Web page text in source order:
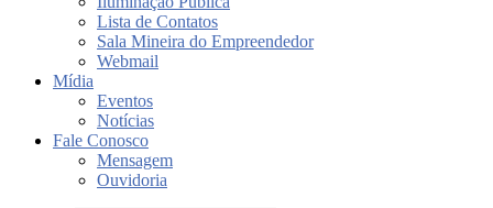
Lista de Contatos
Sala Mineira do Empreendedor
Webmail
Mídia
Eventos
Notícias
Fale Conosco
Mensagem
Ouvidoria